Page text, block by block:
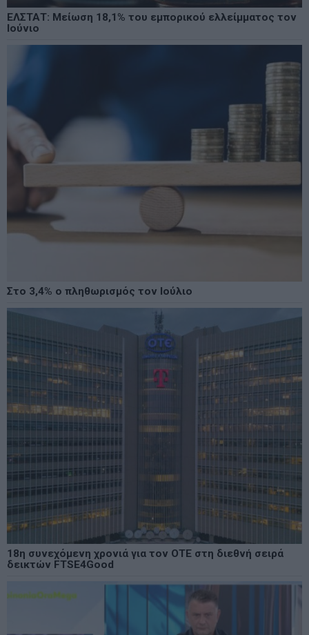
ΕΛΣΤΑΤ: Μείωση 18,1% του εμπορικού ελλείμματος τον
Ιούνιο
Στο 3,4% ο πληθωρισμός τον Ιούλιο
18η συνεχόμενη χρονιά για τον ΟΤΕ στη διεθνή σειρά
δεικτών FTSE4Good